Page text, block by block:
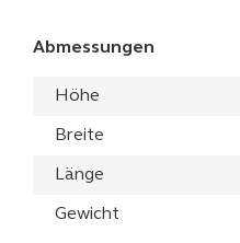
Abmessungen
Höhe
Breite
Länge
Gewicht